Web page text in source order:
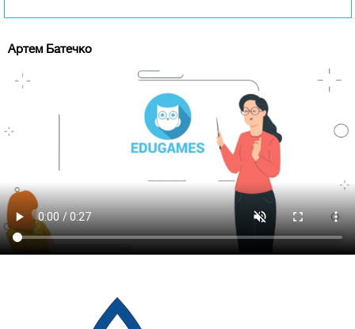
Артем Батечко